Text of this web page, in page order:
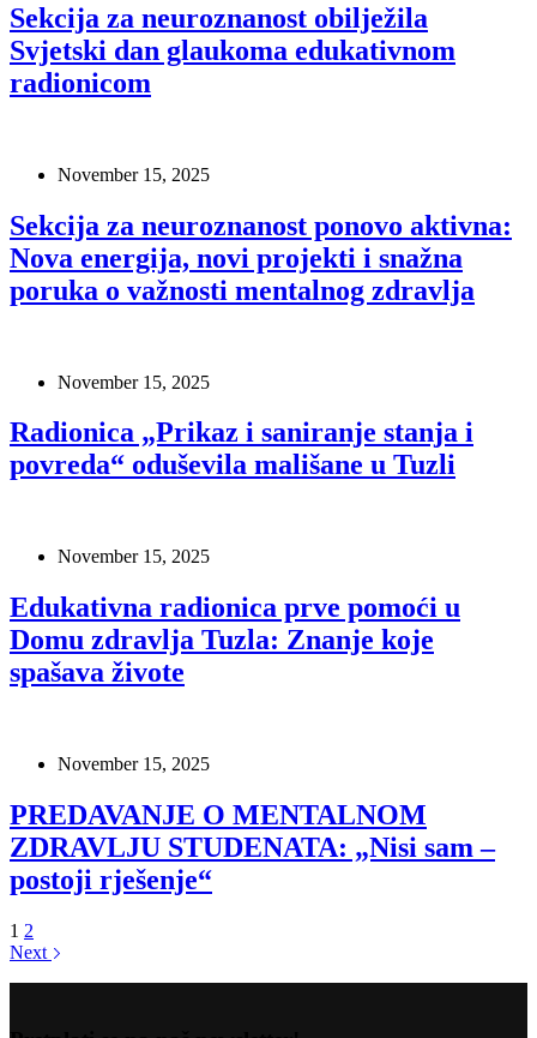
Sekcija za neuroznanost obilježila
Svjetski dan glaukoma edukativnom
radionicom
November 15, 2025
Sekcija za neuroznanost ponovo aktivna:
Nova energija, novi projekti i snažna
poruka o važnosti mentalnog zdravlja
November 15, 2025
Radionica „Prikaz i saniranje stanja i
povreda“ oduševila mališane u Tuzli
November 15, 2025
Edukativna radionica prve pomoći u
Domu zdravlja Tuzla: Znanje koje
spašava živote
November 15, 2025
PREDAVANJE O MENTALNOM
ZDRAVLJU STUDENATA: „Nisi sam –
postoji rješenje“
1 2
Next